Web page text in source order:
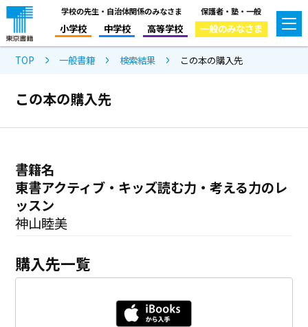
学校の先生・自治体関係のみなさま
小学校 中学校 高等学校
保護者・塾・一般
一般のみなさま
TOP 一般書籍 検索結果 この本の購入先
この本の購入先
書籍名
東書アクティブ・キッズ読む力・考える力のレ
ッスン
神山睦美
購入先一覧